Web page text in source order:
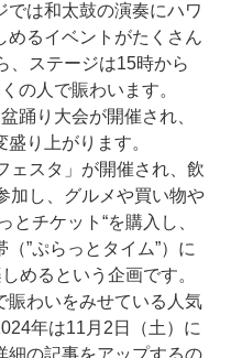
では和太鼓の演奏にハワ
めるイベントがたくさん
、ステージは15時から
の人で賑わいます。
踊り大会が開催され、
り上がります。
ェスタ」が開催され、飲
加し、グルメや買い物や
とチケット“を購入し、
”ぷらっとタイム”）に
めるという企画です。
賑わいをみせている人気
年は11月2日（土）に